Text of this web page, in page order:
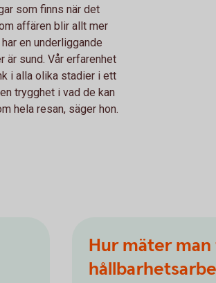
som finns när det
affären blir allt mer
en underliggande
är sund. Vår erfarenhet
i alla olika stadier i ett
trygghet i vad de kan
hela resan, säger hon.
Hur mäter